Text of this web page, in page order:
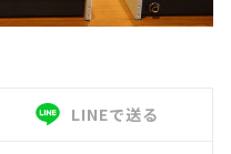
LINEで送る